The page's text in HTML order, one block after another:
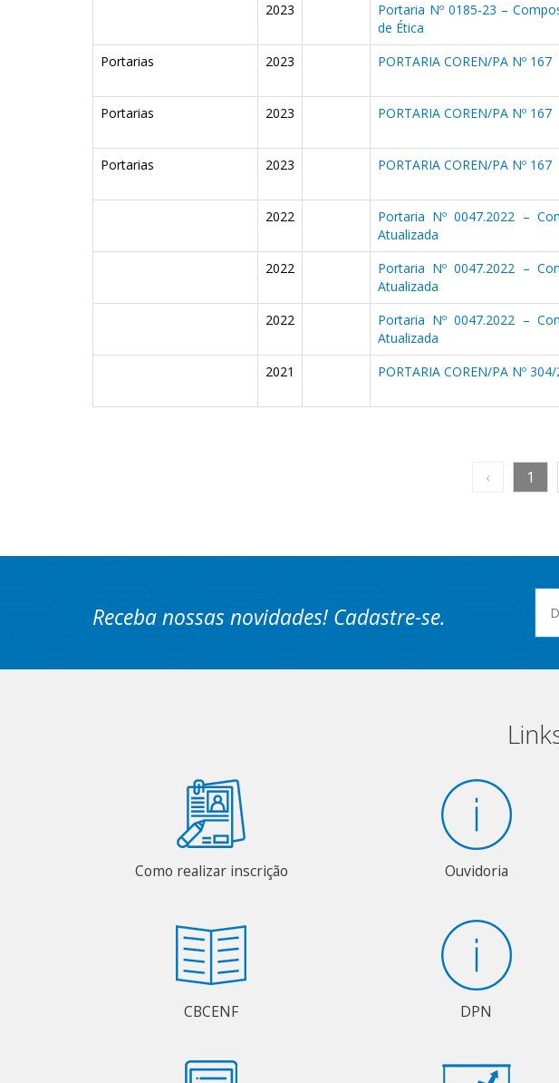
2023
Portaria Nº 0185-23 –
de Ética
Portarias
2023 PORTARIA COREN/PA Nº 167
Portarias
2023 PORTARIA COREN/PA Nº 167
Portarias
2023 PORTARIA COREN/PA Nº 167
2022
Portaria Nº 0047.2022 –
Atualizada
2022
Portaria Nº 0047.2022 –
Atualizada
2022
Portaria Nº 0047.2022 –
Atualizada
2021
PORTARIA COREN/PA Nº 304/
‹ 1
Receba nossas novidades! Cadastre-se.
Como realizar inscrição Ouvidoria
CBCENF DPN